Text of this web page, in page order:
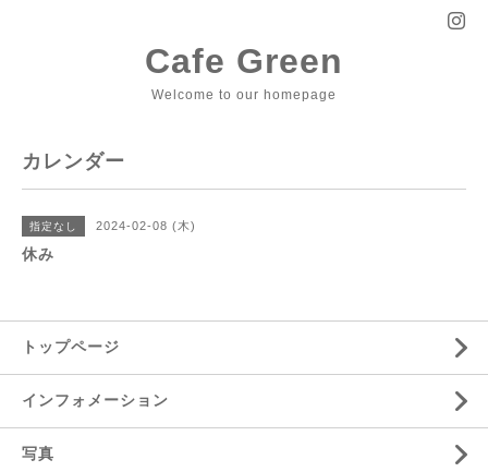
Cafe Green
Welcome to our homepage
カレンダー
指定なし 2024-02-08 (木)
休み
トップページ
インフォメーション
写真